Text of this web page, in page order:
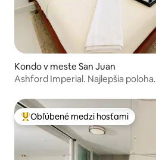
Kondo v meste San Juan
Ashford Imperial. Najlepšia poloha.
Najobľúbenejšie medzi hosťami
Obľúbené medzi hosťami